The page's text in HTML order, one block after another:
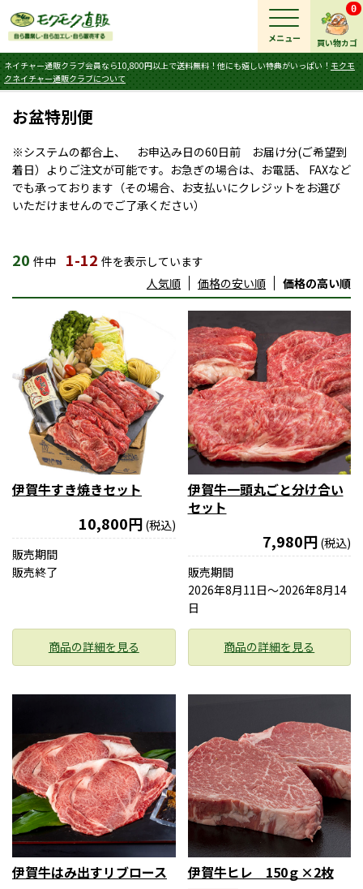
買い物カゴ
0
ネイチャー通販クラブ会員なら10,800円以上で送料無料！他にも嬉しい特典がいっぱい！ モクモ
クネイチャー通販クラブについて
メニュー
お盆特別便
※システムの都合上、 お申込み日の60日前 お届け分(ご希望到
着日）よりご注文が可能です。お急ぎの場合は、お電話、 FAXなど
でも承っております（その場合、お支払いにクレジットをお選び
いただけませんのでご了承ください）
20 件中 1-12 件を表示しています
人気順
価格の安い順 価格の高い順
伊賀牛すき焼きセット
10,800円 (税込)
販売期間
販売終了
商品の詳細を見る
伊賀牛一頭丸ごと分け合い
セット
7,980円 (税込)
販売期間
2026年8月11日〜2026年8月14
日
商品の詳細を見る
伊賀牛はみ出すリブロース 伊賀牛ヒレ 150ｇ×2枚